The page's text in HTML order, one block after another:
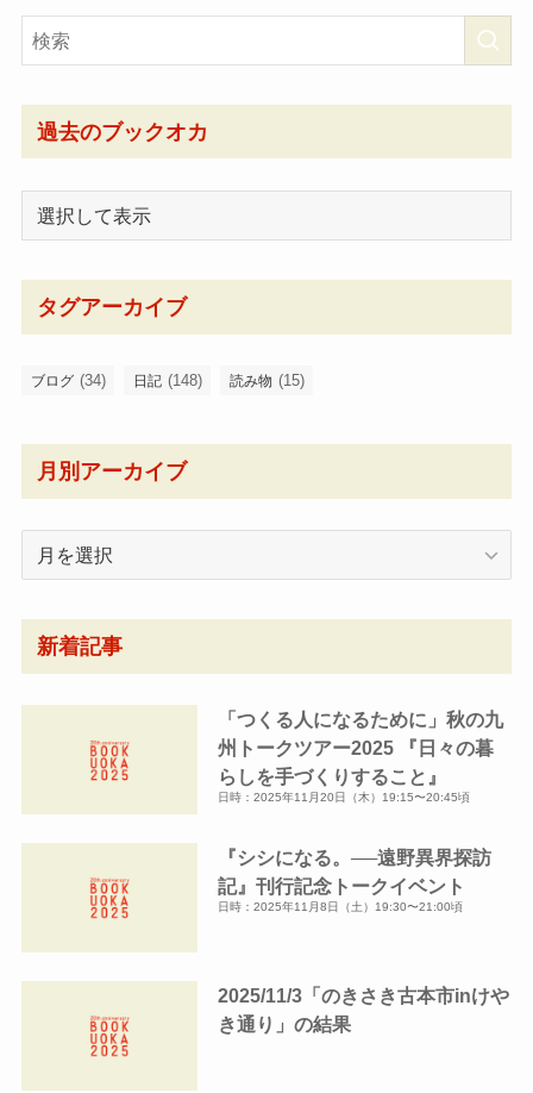
過去のブックオカ
タグアーカイブ
ブログ (34) 日記 (148) 読み物 (15)
月別アーカイブ
ー
カ
新着記事
「つくる人になるために」秋の九
州トークツアー2025 『日々の暮
らしを手づくりすること』
日時：2025年11月20日（木）19:15〜20:45頃
『シシになる。──遠野異界探訪
記』刊行記念トークイベント
日時：2025年11月8日（土）19:30〜21:00頃
2025/11/3「のきさき古本市inけや
き通り」の結果